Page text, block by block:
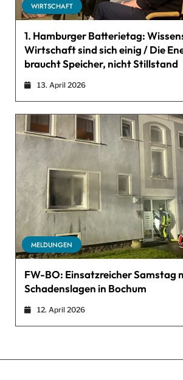
WIRTSCHAFT
1. Hamburger Batterietag:
Wirtschaft sind sich einig / Die
braucht Speicher, nicht Stillstand
13. April 2026
MELDUNGEN
FW-BO: Einsatzreicher Samstag
Schadenslagen in Bochum
12. April 2026